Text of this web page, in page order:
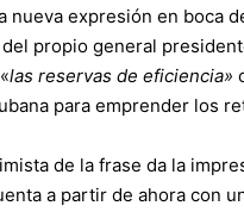
nueva expresión en boca
del propio general
las reservas de eficiencia»
para emprender los
de la frase da la
a partir de ahora con